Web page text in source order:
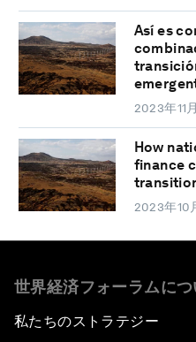
Así es
2023年11
How
finance
2023年10
世界経済フォーラムにつ
私たちのストラテジー